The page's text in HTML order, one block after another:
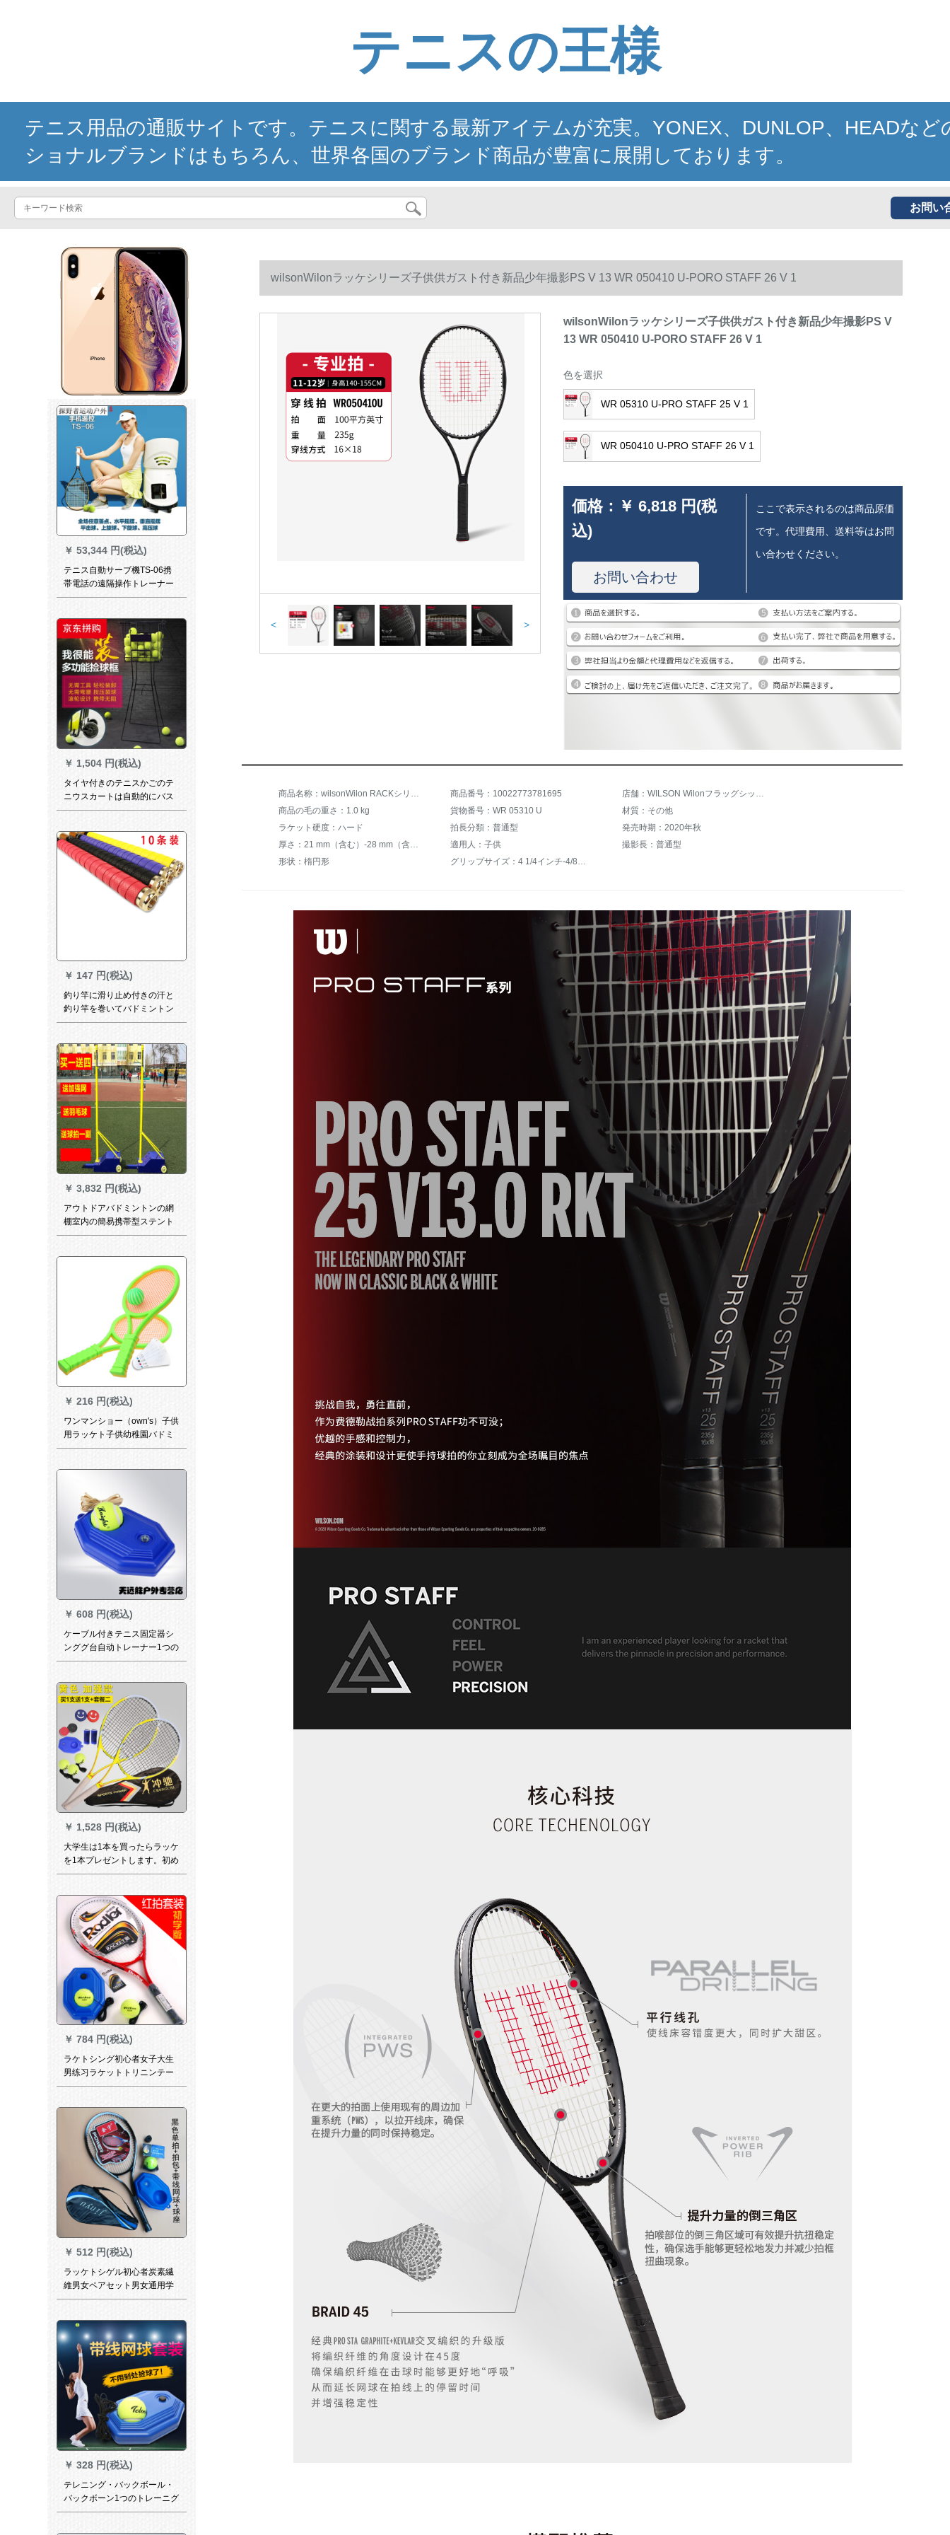
テニスの王様
テニス用品の通販サイトです。テニスに関する最新アイテムが充実。YONEX、DUNLOP、HEADなど
ショナルブランドはもちろん、世界各国のブランド商品が豊富に展開しております。
お問い
￥ 53,344 円(税込)
テニス自動サーブ機TS-06携
帯電話の遠隔操作トレーナー
￥ 1,504 円(税込)
タイヤ付きのテニスかごのテ
ニウスカートは自動的にバス
ケット/枠/バスケットボールを
ます。
￥ 147 円(税込)
釣り竿に滑り止め付きの汗と
釣り竿を巻いてバドミントン
の拍手テープを巻きつけま
す。Zは自分で色を選んでメモ
してください。
￥ 3,832 円(税込)
アウトドアバドミントンの網
棚室内の簡易携帯型ステント
の移動試験基準は、重いバド
+ギフトバッグとすることがで
￥ 216 円(税込)
ワンマンショー（own's）子供
用ラッケト子供幼稚園バドミ
ントンラケットスポーツ用品
￥ 608 円(税込)
ケーブル付きテニス固定器シ
ンググ台自动トレーナー1つの
ボール+1つのトレーディング
￥ 1,528 円(税込)
大学生は1本を買ったらラッケ
を1本プレゼントします。初め
ての男性と女性の炭素は全シ
の補強モデルを入れて買いま
す。1つは1+セットにしま
す。
￥ 784 円(税込)
ラケトシング初心者女子大生
男练习ラケットトリニンテー
プ线回弾ペアセット初心者赤
￥ 512 円(税込)
ラッケトシゲル初心者炭素繊
維男女ペアセット男女通用学
生選択課黒コース二
￥ 328 円(税込)
テレニング・バックボール・
バックボーン1つのトレーニグ
器+3つの天竜T 802 Cバンド
wilsonWilonラッケシリーズ子供供ガスト付き新品少年撮影PS V 13 WR 050410 U-PORO STAFF 26 V 1
< >
wilsonWilonラッケシリーズ子供供ガスト付き新品少年撮影PS V
13 WR 050410 U-PORO STAFF 26 V 1
色を選択
WR 05310 U-PRO STAFF 25 V 1
WR 050410 U-PRO STAFF 26 V 1
価格： ￥ 6,818 円(税
込)
お問い合わせ
ここで表示されるのは商品原価
です。代理費用、送料等はお問
い合わせください。
商品番号：10022773781695
商品の毛の重さ：1.0 kg
貨物番号：WR 05310 U
材質：その他
ラケット硬度：ハード
拍長分類：普通型
発売時期：2020年秋
適用人：子供
撮影長：普通型
形状：楕円形